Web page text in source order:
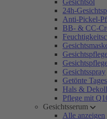
Gesichtsöl
24h-
Anti-Pickel-
BB- & CC-
Gesichtsspray
Getönte
Hals &
Pflege mit
Gesichtsserum
Alle anzeigen